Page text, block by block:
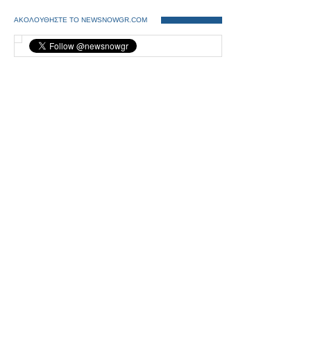
ΑΚΟΛΟΥΘΗΣΤΕ ΤΟ NEWSNOWGR.COM